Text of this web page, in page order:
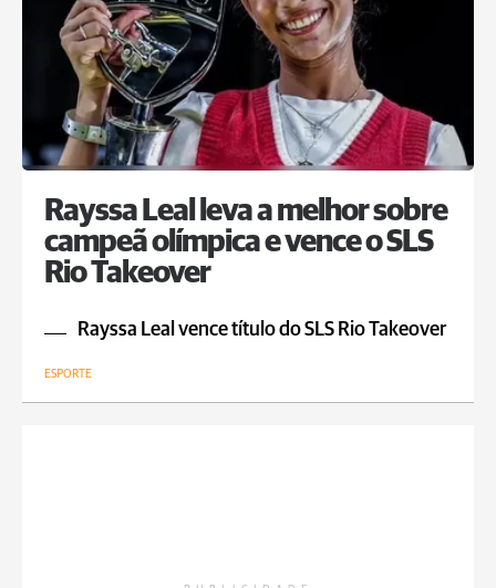
Rayssa Leal leva a melhor sobre
campeã olímpica e vence o SLS
Rio Takeover
Rayssa Leal vence título do SLS Rio Takeover
ESPORTE